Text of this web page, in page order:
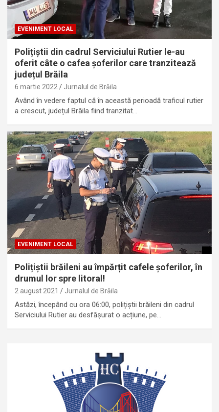
EVENIMENT LOCAL
Polițiștii din cadrul Serviciului Rutier le-au
oferit câte o cafea șoferilor care tranzitează
județul Brăila
6 martie 2022 Jurnalul de Brăila
Având în vedere faptul că în această perioadă traficul rutier
a crescut, județul Brăila fiind tranzitat…
EVENIMENT LOCAL
Polițiștii brăileni au împărțit cafele șoferilor, în
drumul lor spre litoral!
2 august 2021 Jurnalul de Brăila
Astăzi, începând cu ora 06:00, polițiștii brăileni din cadrul
Serviciului Rutier au desfășurat o acțiune, pe…